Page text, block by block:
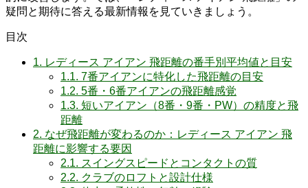
疑問と期待に答える最新情報を見ていきましょう。
目次
1. レディース アイアン 飛距離の番手別平均値と目安
1.1. 7番アイアンに特化した飛距離の目安
1.2. 5番・6番アイアンの飛距離感覚
1.3. 短いアイアン（8番・9番・PW）の精度と飛
距離
2. なぜ飛距離が変わるのか：レディース アイアン 飛
距離に影響する要因
2.1. スイングスピードとコンタクトの質
2.2. クラブのロフトと設計仕様